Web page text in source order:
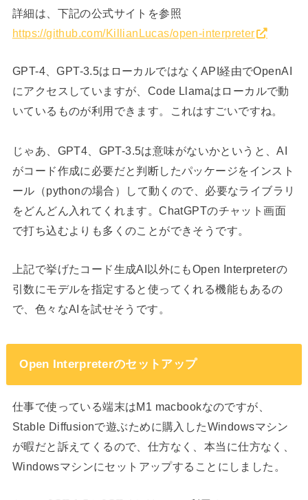
詳細は、下記の公式サイトを参照
https://github.com/KillianLucas/open-interpreter
GPT-4、GPT-3.5はローカルではなくAPI経由でOpenAI
にアクセスしていますが、Code Llamaはローカルで動
いているものが利用できます。これはすごいですね。
じゃあ、GPT4、GPT-3.5は意味がないかというと、AI
がコード作成に必要だと判断したパッケージをインスト
ール（pythonの場合）して動くので、必要なライブラリ
をどんどん入れてくれます。ChatGPTのチャット画面
で打ち込むよりも多くのことができそうです。
上記で挙げたコード生成AI以外にもOpen Interpreterの
引数にモデルを指定すると使ってくれる機能もあるの
で、色々なAIを試せそうです。
Open Interpreterのセットアップ
仕事で使っている端末はM1 macbookなのですが、
Stable Diffusionで遊ぶために購入したWindowsマシン
が暇だと訴えてくるので、仕方なく、本当に仕方なく、
Windowsマシンにセットアップすることにしました。